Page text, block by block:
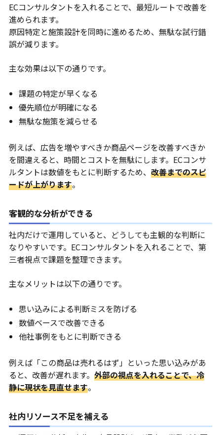
ECコンサルタントを入れることで、最短ルートで改善を
進められます。
原因特定と施策設計を同時に進めるため、無駄な試行錯
誤が減ります。
主な効果は以下の通りです。
課題の特定が早くなる
優先順位が明確になる
無駄な施策を減らせる
例えば、広告を増やすべきか商品ページを改善すべきか
を間違えると、時間とコストを無駄にします。ECコンサ
ルタントは数値をもとに判断するため、改善までのスピ
ードが上がります。
客観的な分析ができる
社内だけで運用していると、どうしても主観的な判断に
なりやすいです。ECコンサルタントを入れることで、第
三者視点で課題を整理できます。
主なメリットは以下の通りです。
思い込みによる判断ミスを防げる
数値ベースで改善できる
他社事例をもとに判断できる
例えば「この商品は売れるはず」といった思い込みがあ
ると、改善が遅れます。外部の視点を入れることで、冷
静に現状を見直せます。
社内リソース不足を補える